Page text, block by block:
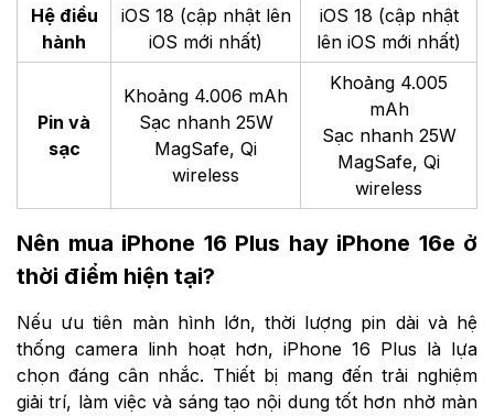
Hệ điều
hành
iOS 18 (cập nhật lên
iOS mới nhất)
iOS 18 (cập nhật
lên iOS mới nhất)
Pin và
sạc
Khoảng 4.006 mAh
Sạc nhanh 25W
MagSafe, Qi
wireless
Khoảng 4.005
mAh
Sạc nhanh 25W
MagSafe, Qi
wireless
Nên mua iPhone 16 Plus hay iPhone 16e ở
thời điểm hiện tại?
Nếu ưu tiên màn hình lớn, thời lượng pin dài và hệ
thống camera linh hoạt hơn, iPhone 16 Plus là lựa
chọn đáng cân nhắc. Thiết bị mang đến trải nghiệm
giải trí, làm việc và sáng tạo nội dung tốt hơn nhờ màn